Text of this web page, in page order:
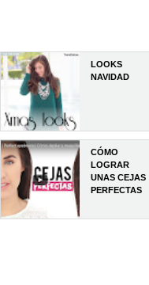
LOOKS
NAVIDAD
CÓMO
LOGRAR
UNAS CEJAS
PERFECTAS